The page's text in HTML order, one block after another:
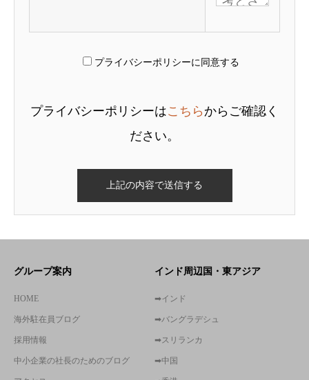
プライバシーポリシーに同意する
プライバシーポリシーはこちらからご確認く
ださい。
グループ案内
HOME
海外駐在員ブログ
採用情報
中小企業の社長のためのブログ
インド周辺国・東アジア
➡インド
➡バングラデシュ
➡スリランカ
➡中国